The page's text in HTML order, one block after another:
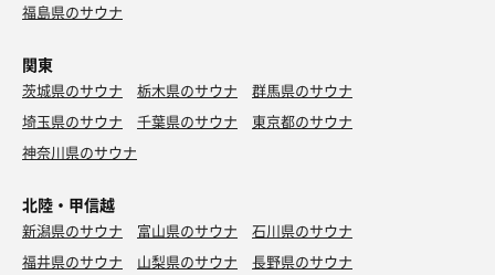
福島県のサウナ
関東
茨城県のサウナ 栃木県のサウナ
群馬県のサウナ
埼玉県のサウナ
千葉県のサウナ
東京都のサウナ
神奈川県のサウナ
北陸・甲信越
新潟県のサウナ 富山県のサウナ
石川県のサウナ
福井県のサウナ
山梨県のサウナ 長野県のサウナ